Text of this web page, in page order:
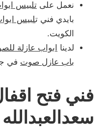
نعمل على تلبيس
بايدي فني تلبيس
الكويت.
لدينا
ابواب عازلة
باب عازل صوت في
فني فتح
سعدالعبدالله